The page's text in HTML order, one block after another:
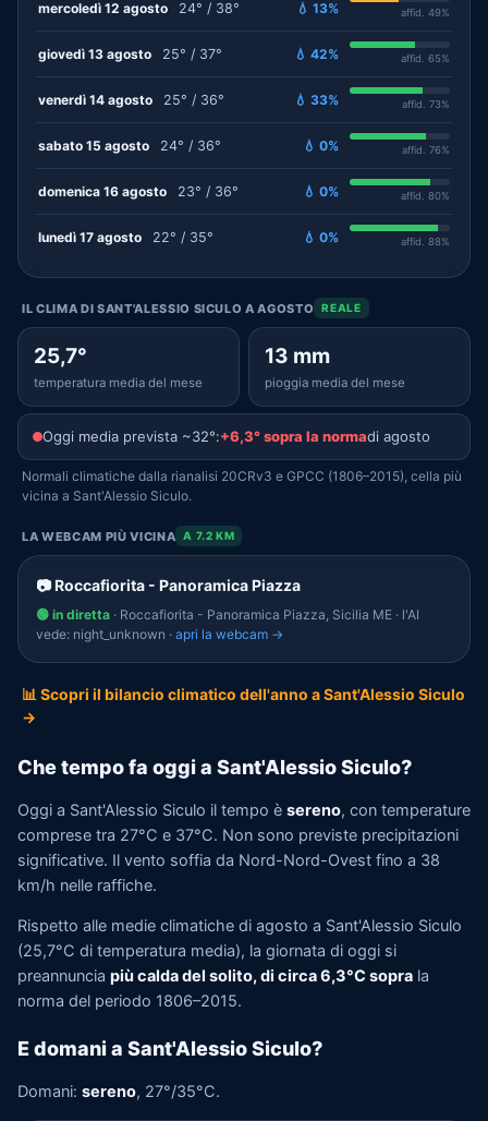
mercoledì 12 agosto 24° / 38° 💧 13% affid. 49%
giovedì 13 agosto 25° / 37° 💧 42% affid. 65%
venerdì 14 agosto 25° / 36° 💧 33% affid. 73%
sabato 15 agosto 24° / 36° 💧 0% affid. 76%
domenica 16 agosto 23° / 36° 💧 0% affid. 80%
lunedì 17 agosto 22° / 35° 💧 0% affid. 88%
IL CLIMA DI SANT'ALESSIO SICULO A AGOSTO REALE
25,7°
temperatura media del mese
13 mm
pioggia media del mese
Oggi media prevista ~32°:+6,3° sopra la normadi agosto
Normali climatiche dalla rianalisi 20CRv3 e GPCC (1806–2015), cella più
vicina a Sant'Alessio Siculo.
LA WEBCAM PIÙ VICINA A 7.2 KM
📷 Roccafiorita - Panoramica Piazza
🟢 in diretta · Roccafiorita - Panoramica Piazza, Sicilia ME · l'AI
vede: night_unknown · apri la webcam →
📊 Scopri il bilancio climatico dell'anno a Sant'Alessio Siculo
→
Che tempo fa oggi a Sant'Alessio Siculo?
Oggi a Sant'Alessio Siculo il tempo è sereno, con temperature
comprese tra 27°C e 37°C. Non sono previste precipitazioni
significative. Il vento soffia da Nord-Nord-Ovest fino a 38
km/h nelle raffiche.
Rispetto alle medie climatiche di agosto a Sant'Alessio Siculo
(25,7°C di temperatura media), la giornata di oggi si
preannuncia più calda del solito, di circa 6,3°C sopra la
norma del periodo 1806–2015.
E domani a Sant'Alessio Siculo?
Domani: sereno, 27°/35°C.